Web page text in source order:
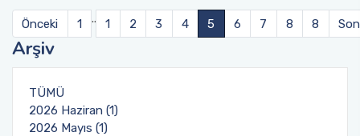
Önceki 1 .. 1 2 3 4 5 6 7 8 8
Arşiv
TÜMÜ
2026 Haziran (1)
2026 Mayıs (1)